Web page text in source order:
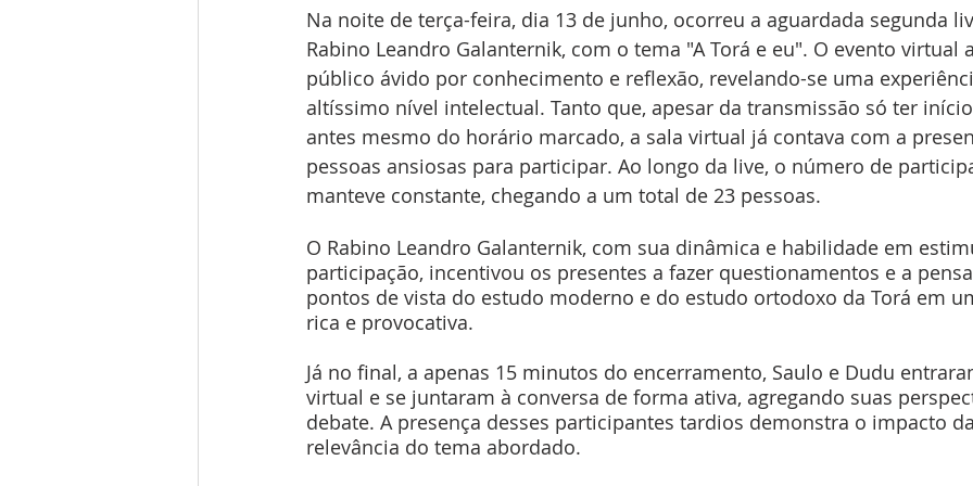
Na noite de terça-feira, dia 13 de junho, ocorreu a aguardada segunda
Rabino Leandro Galanternik, com o tema "A Torá e eu". O evento
público ávido por conhecimento e reflexão, revelando-se uma
altíssimo nível intelectual. Tanto que, apesar da transmissão só ter
antes mesmo do horário marcado, a sala virtual já contava com a
pessoas ansiosas para participar. Ao longo da live, o número de
manteve constante, chegando a um total de 23 pessoas.
O Rabino Leandro Galanternik, com sua dinâmica e habilidade em
participação, incentivou os presentes a fazer questionamentos e a
pontos de vista do estudo moderno e do estudo ortodoxo da Torá em
rica e provocativa.
Já no final, a apenas 15 minutos do encerramento, Saulo e Dudu
virtual e se juntaram à conversa de forma ativa, agregando suas
debate. A presença desses participantes tardios demonstra o impacto
relevância do tema abordado.